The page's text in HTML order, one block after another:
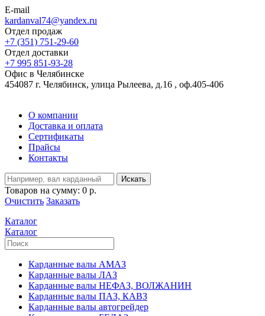
E-mail
kardanval74@yandex.ru
Отдел продаж
+7 (351) 751-29-60
Отдел доставки
+7 995 851-93-28
Офис в Челябинске
454087 г. Челябинск, улица Рылеева, д.16 , оф.405-406
О компании
Доставка и оплата
Сертификаты
Прайсы
Контакты
Искать
Товаров на сумму: 0 р.
Очистить Заказать
Каталог
Каталог
Карданные валы АМАЗ
Карданные валы ЛАЗ
Карданные валы НЕФАЗ, ВОЛЖАНИН
Карданные валы ПАЗ, КАВЗ
Карданные валы автогрейдер